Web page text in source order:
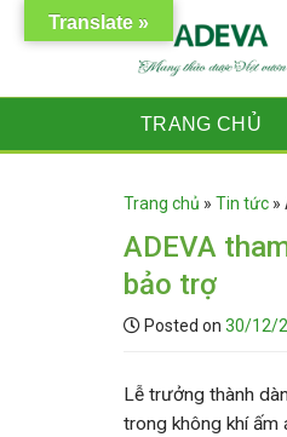
TRANG CHỦ
Trang chủ » Tin tức »
ADEVA
bảo trợ
Posted on 30/12/
Lễ trưởng thành
trong không khí ấm
Translate »